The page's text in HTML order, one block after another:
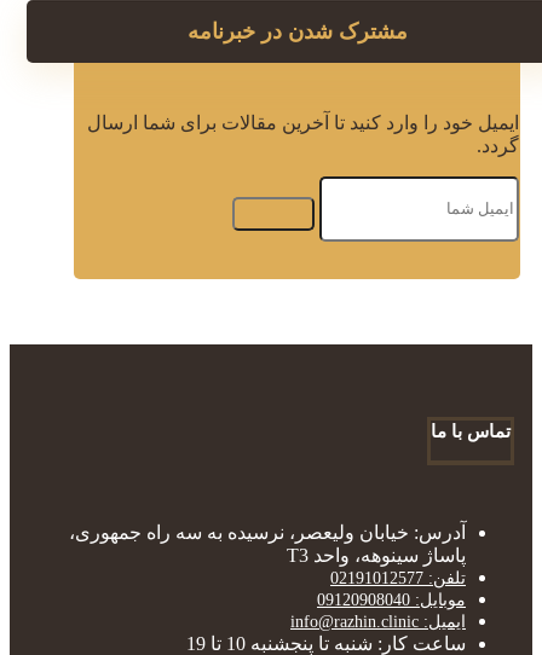
مشترک شدن در خبرنامه
ایمیل خود را وارد کنید تا آخرین مقالات برای شما ارسال
گردد.
تماس با ما
آدرس: خیابان ولیعصر، نرسیده به سه راه جمهوری،
پاساژ سینوهه، واحد T3
تلفن: 02191012577
موبایل: 09120908040
ایمیل: info@razhin.clinic
ساعت کار: شنبه تا پنجشنبه 10 تا 19